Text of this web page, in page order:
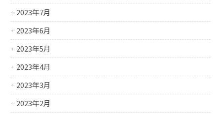
2023年7月
2023年6月
2023年5月
2023年4月
2023年3月
2023年2月